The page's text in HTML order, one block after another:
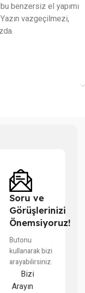
benzersiz el yapımı
vazgeçilmezi,
Soru ve
Görüşlerinizi
Önemsiyoruz!
Butonu
kullanarak bizi
arayabilirsiniz.
Bizi
Arayın